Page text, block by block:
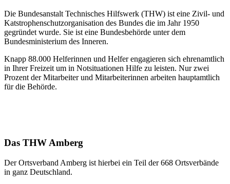
Die Bundesanstalt Technisches Hilfswerk (THW) ist eine Zivil- und
Katstrophenschutzorganisation des Bundes die im Jahr 1950
gegründet wurde. Sie ist eine Bundesbehörde unter dem
Bundesministerium des Inneren.
Knapp 88.000 Helferinnen und Helfer engagieren sich ehrenamtlich
in Ihrer Freizeit um in Notsituationen Hilfe zu leisten. Nur zwei
Prozent der Mitarbeiter und Mitarbeiterinnen arbeiten hauptamtlich
für die Behörde.
Das THW Amberg
Der Ortsverband Amberg ist hierbei ein Teil der 668 Ortsverbände
in ganz Deutschland.